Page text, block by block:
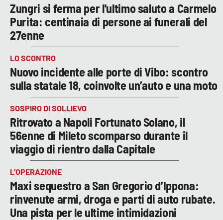
Zungri si ferma per l'ultimo saluto a Carmelo
Purita: centinaia di persone ai funerali del
27enne
LO SCONTRO
Nuovo incidente alle porte di Vibo: scontro
sulla statale 18, coinvolte un’auto e una moto
SOSPIRO DI SOLLIEVO
Ritrovato a Napoli Fortunato Solano, il
56enne di Mileto scomparso durante il
viaggio di rientro dalla Capitale
L’OPERAZIONE
Maxi sequestro a San Gregorio d’Ippona:
rinvenute armi, droga e parti di auto rubate.
Una pista per le ultime intimidazioni